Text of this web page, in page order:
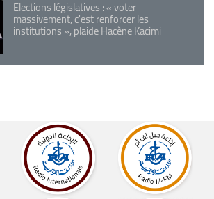
Elections législatives : « voter
massivement, c'est renforcer les
institutions », plaide Hacène Kacimi